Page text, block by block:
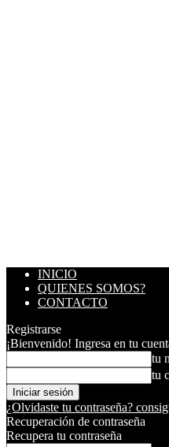
INICIO
QUIENES SOMOS?
CONTACTO
Registrarse
¡Bienvenido! Ingresa en tu
tu
tu
¿Olvidaste tu contraseña?
Recuperación de contraseña
Recupera tu contraseña